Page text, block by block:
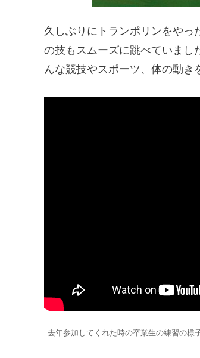
久しぶりにトランポリンをやっ
の技もスムーズに跳べていまし
んな競技やスポーツ、体の動き
去年参加してくれた時の卒業生の練習の様